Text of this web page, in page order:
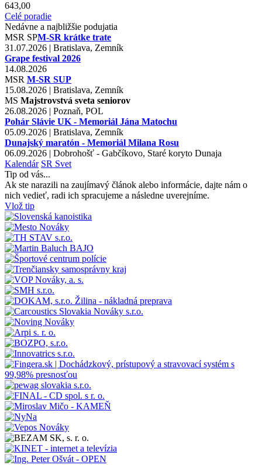
643,00
Celé poradie
Nedávne a najbližšie podujatia
MSR SPM-SR krátke trate
31.07.2026 | Bratislava, Zemník
Grape festival 2026
14.08.2026
MSR M-SR SUP
15.08.2026 | Bratislava, Zemník
MS Majstrovstvá sveta seniorov
26.08.2026 | Poznaň, POL
Pohár Slávie UK - Memoriál Jána Matochu
05.09.2026 | Bratislava, Zemník
Dunajský maratón - Memoriál Milana Rosu
06.09.2026 | Dobrohošť - Gabčíkovo, Staré koryto Dunaja
Kalendár SR Svet
Tip od vás...
Ak ste narazili na zaujímavý článok alebo informácie, dajte nám o
nich vedieť, radi ich spracujeme a následne uverejníme.
Vlož tip